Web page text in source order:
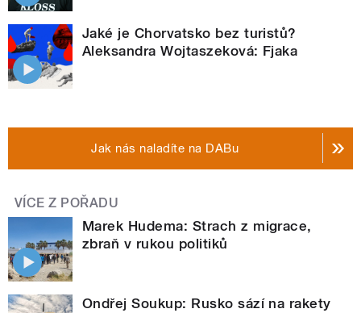
Jaké je Chorvatsko bez turistů?
Aleksandra Wojtaszeková: Fjaka
Jak nás naladíte na DABu
VÍCE Z POŘADU
Marek Hudema: Strach z migrace,
zbraň v rukou politiků
Ondřej Soukup: Rusko sází na rakety